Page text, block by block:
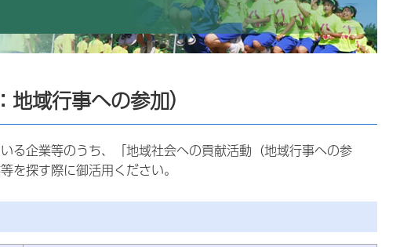
域行事への参加）
る企業等のうち、「地域社会への貢献活動（地域行事への参
を探す際に御活用ください。